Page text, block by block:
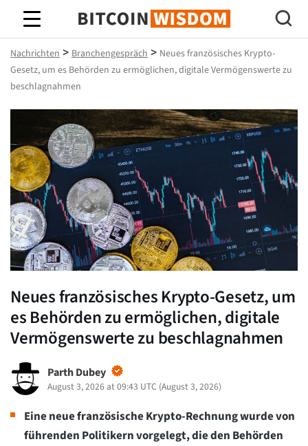
Bitcoin-Weisheit
Nachrichten > Branchengespräch > Neues französisches Krypto-
Gesetz, um es Behörden zu ermöglichen, digitale Vermögenswerte zu
beschlagnahmen
Neues französisches Krypto-Gesetz, um
es Behörden zu ermöglichen, digitale
Vermögenswerte zu beschlagnahmen
Parth Dubey
August 3, 2026 at 09:43 UTC (August 3, 2026)
Eine neue französische Krypto-Rechnung wurde von
führenden Politikern vorgelegt, die den Behörden